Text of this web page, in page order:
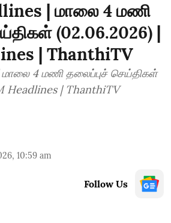
| மாலை 4 மணி
(02.06.2026) |
| ThanthiTV
மாலை 4 மணி தலைப்புச் செய்திகள்
Headlines | ThanthiTV
10:59 am
Follow Us